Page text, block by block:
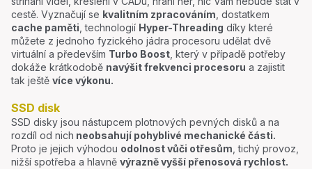
cestě. Vyznačují se kvalitním zpracováním, dostatkem
cache paměti, technologií Hyper-Threading díky které
můžete z jednoho fyzického jádra procesoru udělat dvě
virtuální a především Turbo Boost, který v případě potřeby
dokáže krátkodobě navýšit frekvenci procesoru a zajistit
tak ještě více výkonu.
SSD disk
SSD disky jsou nástupcem plotnových pevných disků a na
rozdíl od nich neobsahují pohyblivé mechanické části.
Proto je jejich výhodou odolnost vůči otřesům, tichý provoz,
nižší spotřeba a hlavně výrazně vyšší přenosová rychlost.